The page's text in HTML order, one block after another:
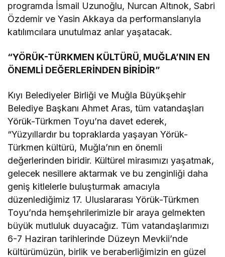
programda İsmail Uzunoğlu, Nurcan Altınok, Sabri
Özdemir ve Yasin Akkaya da performanslarıyla
katılımcılara unutulmaz anlar yaşatacak.
“YÖRÜK-TÜRKMEN KÜLTÜRÜ, MUĞLA’NIN EN
ÖNEMLİ DEĞERLERİNDEN BİRİDİR”
Kıyı Belediyeler Birliği ve Muğla Büyükşehir
Belediye Başkanı Ahmet Aras, tüm vatandaşları
Yörük-Türkmen Toyu’na davet ederek,
“Yüzyıllardır bu topraklarda yaşayan Yörük-
Türkmen kültürü, Muğla’nın en önemli
değerlerinden biridir. Kültürel mirasımızı yaşatmak,
gelecek nesillere aktarmak ve bu zenginliği daha
geniş kitlelerle buluşturmak amacıyla
düzenlediğimiz 17. Uluslararası Yörük-Türkmen
Toyu’nda hemşehrilerimizle bir araya gelmekten
büyük mutluluk duyacağız. Tüm vatandaşlarımızı
6-7 Haziran tarihlerinde Düzeyn Mevkii’nde
kültürümüzün, birlik ve beraberliğimizin en güzel